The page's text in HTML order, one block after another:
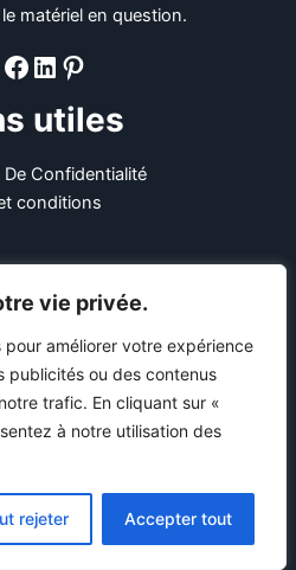
vie privée.
pour améliorer votre expérience
publicités ou des contenus
trafic. En cliquant sur «
à notre utilisation des
rejeter Accepter tout
matériel en question.
Facebook LinkedIn Pinterest
utiles
De Confidentialité
conditions
rapides
de nous